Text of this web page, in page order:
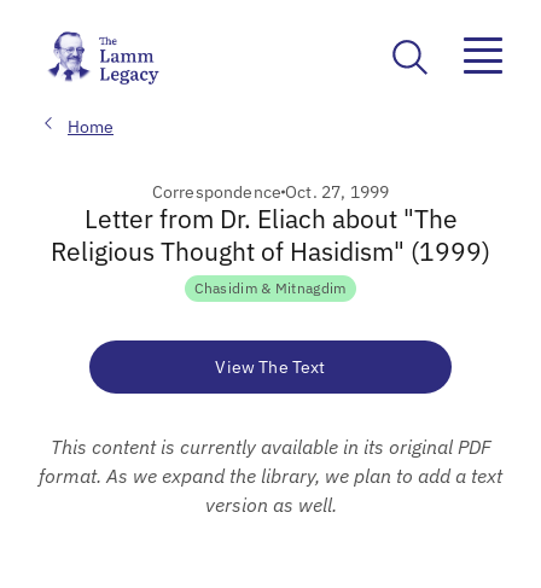
Home
CorrespondenceOct. 27, 1999
Letter from Dr. Eliach about "The
Religious Thought of Hasidism" (1999)
Chasidim & Mitnagdim
View The Text
This content is currently available in its original PDF
format. As we expand the library, we plan to add a text
version as well.